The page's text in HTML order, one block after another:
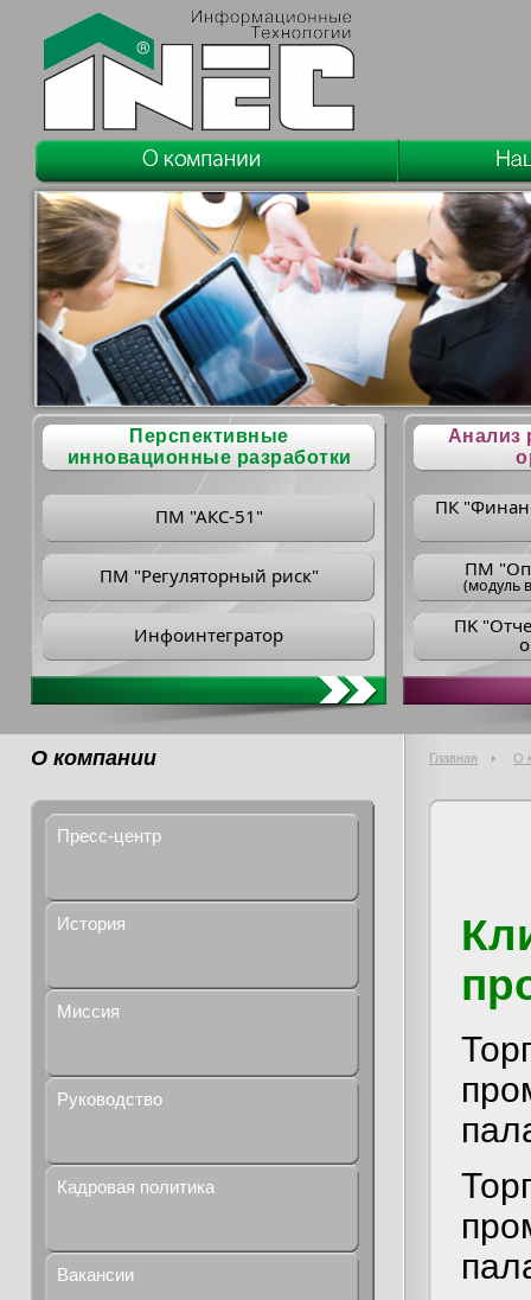
Перспективные
инновационные разработки
ПМ "АКС-51"
ПМ "Регуляторный риск"
Инфоинтегратор
Анализ
ПК
ПM
(модуль
ПK
О компании Главная О
Пресс-центр
История
Миссия
Руководство
Кадровая политика
Вакансии